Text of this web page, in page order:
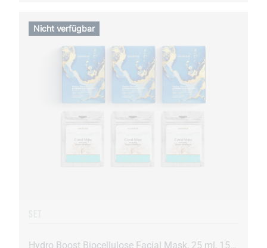
Hydro Boost Biocellulose Facial Mask, 25 ml, 15 Beutel + Coral-Mine, 30 Beutel à 1 g
Nicht verfügbar